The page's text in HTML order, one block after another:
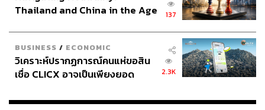
Thailand and China in the Age
137
BUSINESS / ECONOMIC
วิเคราะห์ปรากฏการณ์คนแห่ขอสิน
เชื่อ CLICX อาจเป็นเพียงยอด
เรือนไทยที่ถูกซุกไว้
2.3K